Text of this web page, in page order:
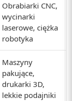
Obrabiarki CNC,
wycinarki
laserowe, ciężka
robotyka
Maszyny
pakujące,
drukarki 3D,
lekkie podajniki